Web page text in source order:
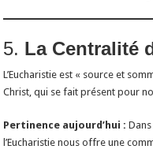
5. La Centralité
L’Eucharistie est « source et
Christ, qui se fait présent pour
Pertinence aujourd’hui :
l’Eucharistie nous offre une